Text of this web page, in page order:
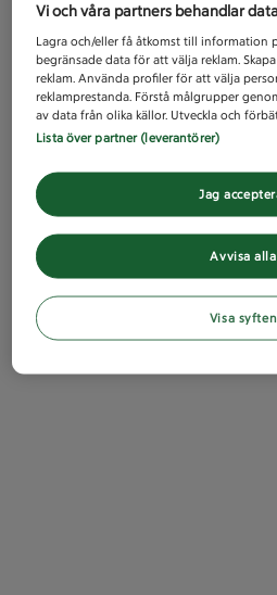
Vi och våra partners behandlar
Lagra och/eller få åtkomst till information
begränsade data för att välja reklam.
reklam. Använda profiler för att välja
reklamprestanda. Förstå målgrupper
av data från olika källor. Utveckla och
Lista över partner (leverantörer)
Avvisa alla
Jag
Visa syften